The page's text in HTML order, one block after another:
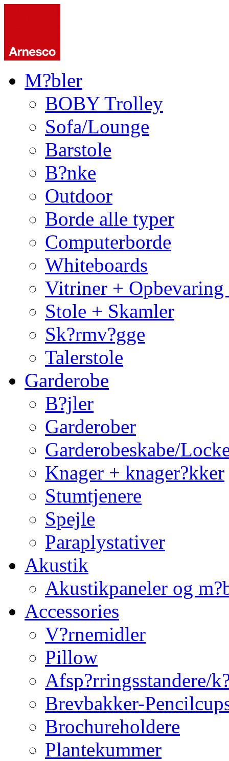
M?bler
BOBY Trolley
Sofa/Lounge
Barstole
B?nke
Outdoor
Borde alle typer
Computerborde
Whiteboards
Vitriner +
Stole + Skamler
Sk?rmv?gge
Talerstole
Garderobe
B?jler
Garderober
Garderobeskabe/
Knager + knager?kker
Stumtjenere
Spejle
Paraplystativer
Akustik
Akustikpaneler og
Accessories
V?rnemidler
Pillow
Afsp?rringsstandere/
Brevbakker-
Brochureholdere
Plantekummer